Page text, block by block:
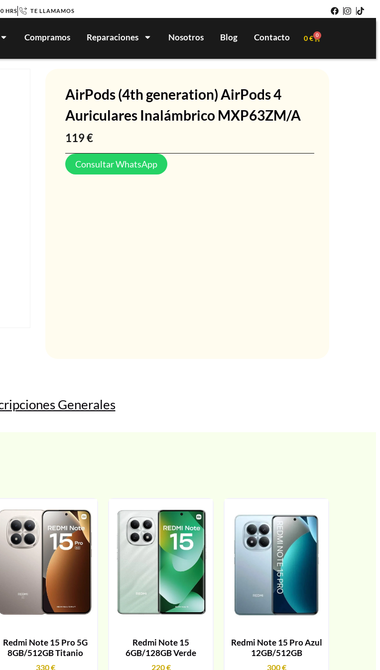
HRS TE LLAMAMOS
Compramos Reparaciones Nosotros Blog Contacto 0€ 0
AirPods (4th generation) AirPods 4
Auriculares Inalámbrico MXP63ZM/A
119€
Consultar WhatsApp
Generales
Redmi Note 15 Pro 5G
8GB/512GB Titanio
330€
Redmi Note 15
6GB/128GB Verde
220€
Redmi Note 15 Pro Azul
12GB/512GB
300€